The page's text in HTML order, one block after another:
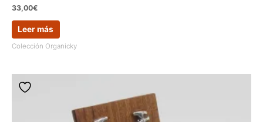
33,00€
Leer más
Colección Organicky